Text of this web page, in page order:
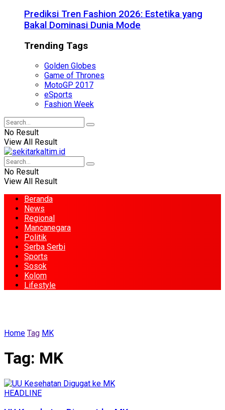
Prediksi Tren Fashion 2026: Estetika yang
Bakal Dominasi Dunia Mode
Trending Tags
Golden Globes
Game of Thrones
MotoGP 2017
eSports
Fashion Week
No Result
View All Result
No Result
View All Result
Beranda
News
Regional
Mancanegara
Politik
Serba Serbi
Sports
Sosok
Kolom
Lifestyle
Home Tag MK
Tag: MK
HEADLINE